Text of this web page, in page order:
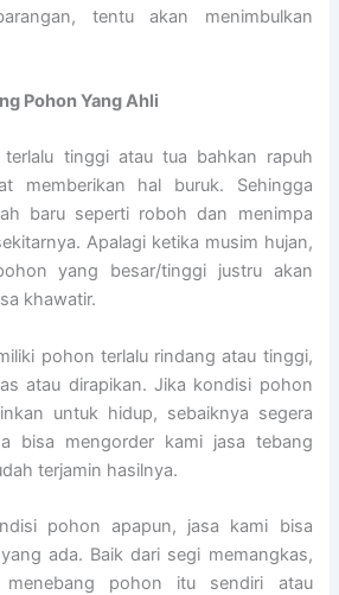
tentu akan menimbulkan
Pohon Yang Ahli
tinggi atau tua bahkan rapuh
memberikan hal buruk. Sehingga
baru seperti roboh dan menimpa
Apalagi ketika musim hujan,
yang besar/tinggi justru akan
khawatir.
pohon terlalu rindang atau tinggi,
atau dirapikan. Jika kondisi pohon
untuk hidup, sebaiknya segera
bisa mengorder kami jasa tebang
terjamin hasilnya.
pohon apapun, jasa kami bisa
ada. Baik dari segi memangkas,
menebang pohon itu sendiri atau